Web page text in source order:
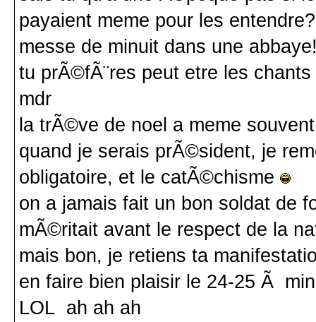
payaient meme pour les
messe de minuit dans une
tu prÃ©fÃ¨res peut etre les
mdr
la trÃ©ve de noel a meme
quand je serais prÃ©sident, je
obligatoire, et le catÃ©chisme
on a jamais fait un bon soldat de
mÃ©ritait avant le respect de la
mais bon, je retiens ta
en faire bien plaisir le 24-25 Ã
LOL ah ah ah